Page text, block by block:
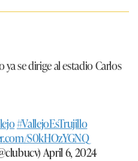
ya se dirige al estadio Carlos
#VallejoEsTrujillo
S0kHOzYGNQ
April 6, 2024